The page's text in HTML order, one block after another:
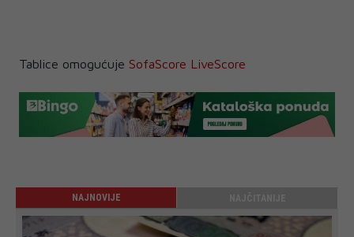
Tablice omogućuje SofaScore LiveScore
NAJNOVIJE